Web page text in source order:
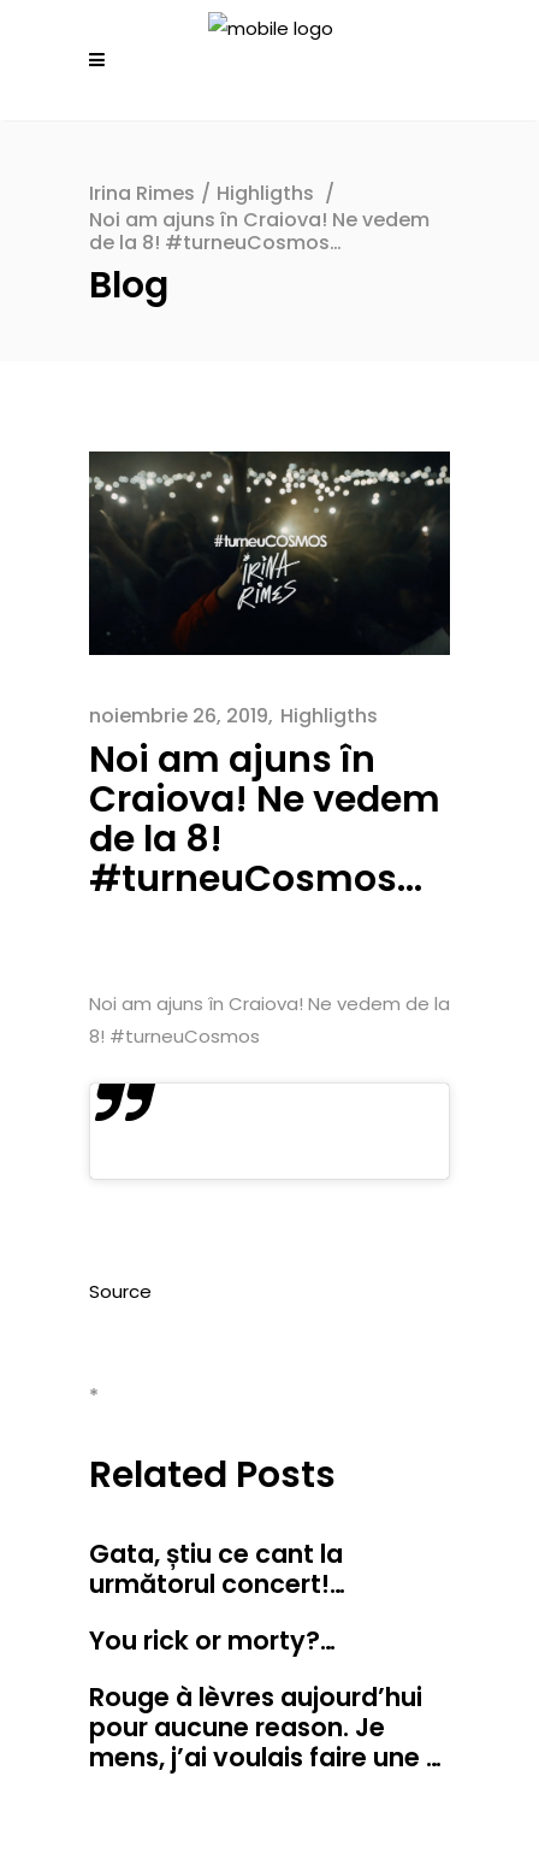
Irina Rimes / Highligths /
Noi am ajuns în Craiova! Ne vedem
de la 8! #turneuCosmos…
Blog
noiembrie 26, 2019 Highligths
Noi am ajuns în
Craiova! Ne vedem
de la 8!
#turneuCosmos…
Noi am ajuns în Craiova! Ne vedem de la
8! #turneuCosmos
Source
*
Related Posts
Gata, știu ce cant la
următorul concert!…
You rick or morty?…
Rouge à lèvres aujourd’hui
pour aucune reason. Je
mens, j’ai voulais faire une …